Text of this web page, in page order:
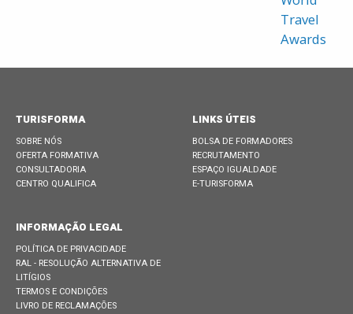
Travel
Awards
TURISFORMA
SOBRE NÓS
OFERTA FORMATIVA
CONSULTADORIA
CENTRO QUALIFICA
LINKS ÚTEIS
BOLSA DE FORMADORES
RECRUTAMENTO
ESPAÇO IGUALDADE
E-TURISFORMA
INFORMAÇÃO LEGAL
POLÍTICA DE PRIVACIDADE
RAL - RESOLUÇÃO ALTERNATIVA DE
LITÍGIOS
TERMOS E CONDIÇÕES
LIVRO DE RECLAMAÇÕES